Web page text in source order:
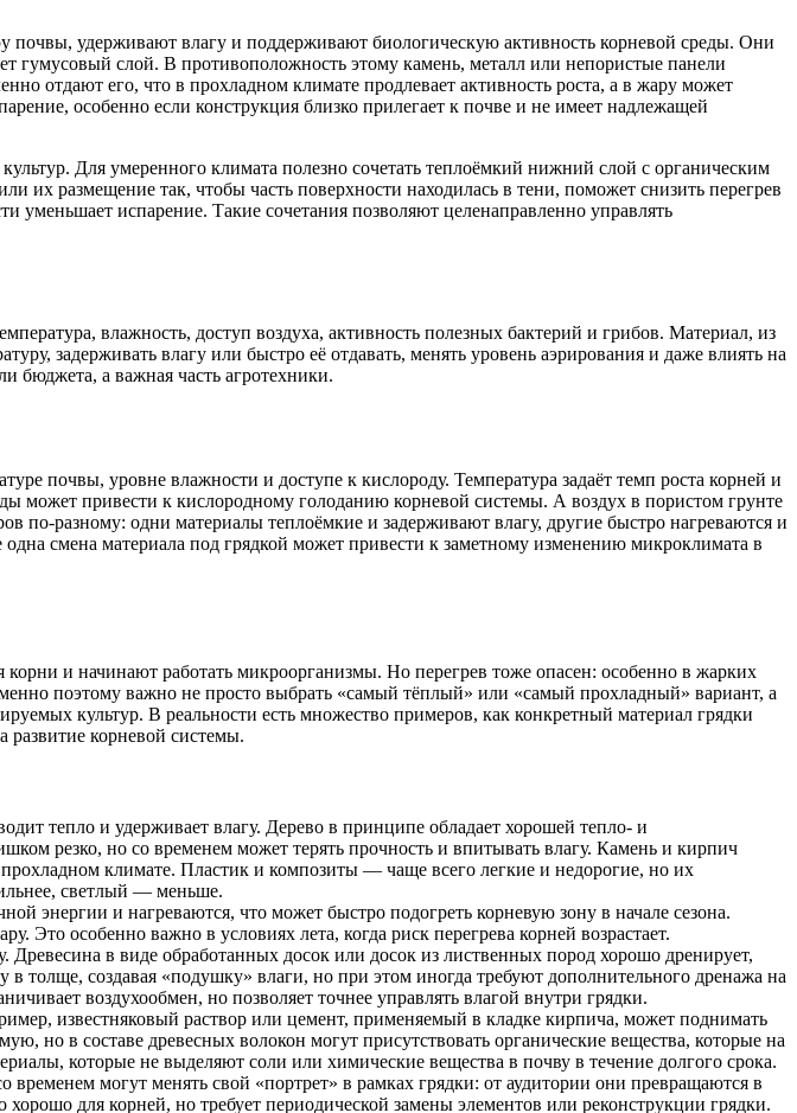
почвы, удерживают влагу и поддерживают биологическую активность корневой среды. Они
гумусовый слой. В противоположность этому камень, металл или непористые панели
отдают его, что в прохладном климате продлевает активность роста, а в жару может
особенно если конструкция близко прилегает к почве и не имеет надлежащей
Для умеренного климата полезно сочетать теплоёмкий нижний слой с органическим
их размещение так, чтобы часть поверхности находилась в тени, поможет снизить перегрев
испарение. Такие сочетания позволяют целенаправленно управлять
влажность, доступ воздуха, активность полезных бактерий и грибов. Материал, из
задерживать влагу или быстро её отдавать, менять уровень аэрирования и даже влиять на
бюджета, а важная часть агротехники.
почвы, уровне влажности и доступе к кислороду. Температура задаёт темп роста корней и
может привести к кислородному голоданию корневой системы. А воздух в пористом грунте
по-разному: одни материалы теплоёмкие и задерживают влагу, другие быстро нагреваются и
смена материала под грядкой может привести к заметному изменению микроклимата в
и начинают работать микроорганизмы. Но перегрев тоже опасен: особенно в жарких
поэтому важно не просто выбрать «самый тёплый» или «самый прохладный» вариант, а
культур. В реальности есть множество примеров, как конкретный материал грядки
развитие корневой системы.
тепло и удерживает влагу. Дерево в принципе обладает хорошей тепло- и
резко, но со временем может терять прочность и впитывать влагу. Камень и кирпич
климате. Пластик и композиты — чаще всего легкие и недорогие, но их
светлый — меньше.
и нагреваются, что может быстро подогреть корневую зону в начале сезона.
Это особенно важно в условиях лета, когда риск перегрева корней возрастает.
в виде обработанных досок или досок из лиственных пород хорошо дренирует,
толще, создавая «подушку» влаги, но при этом иногда требуют дополнительного дренажа на
воздухообмен, но позволяет точнее управлять влагой внутри грядки.
известняковый раствор или цемент, применяемый в кладке кирпича, может поднимать
но в составе древесных волокон могут присутствовать органические вещества, которые на
которые не выделяют соли или химические вещества в почву в течение долгого срока.
могут менять свой «портрет» в рамках грядки: от аудитории они превращаются в
для корней, но требует периодической замены элементов или реконструкции грядки.